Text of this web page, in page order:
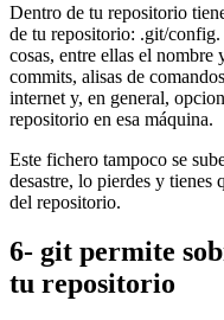
Dentro de tu repositorio
de tu repositorio: .git/config.
cosas, entre ellas el
commits, alisas de
internet y, en general,
repositorio en esa máquina.
Este fichero tampoco se
desastre, lo pierdes y
del repositorio.
6- git permite
tu repositorio